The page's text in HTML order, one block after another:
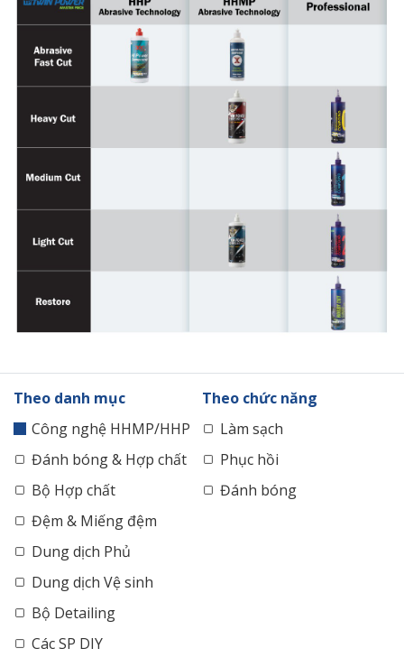
Theo danh mục
Công nghệ HHMP/HHP
Đánh bóng & Hợp chất
Bộ Hợp chất
Đệm & Miếng đệm
Dung dịch Phủ
Dung dịch Vệ sinh
Bộ Detailing
Các SP DIY
Theo chức năng
Làm sạch
Phục hồi
Đánh bóng